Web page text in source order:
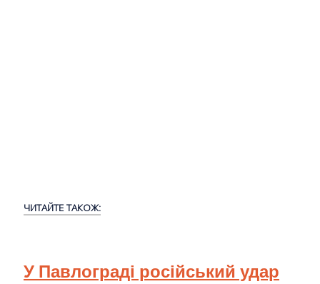
ЧИТАЙТЕ ТАКОЖ:
У Павлограді російський удар